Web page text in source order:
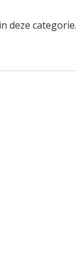
deze categorie.